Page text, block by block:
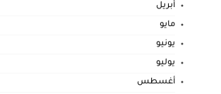
أبريل
مايو
يونيو
يوليو
أغسطس